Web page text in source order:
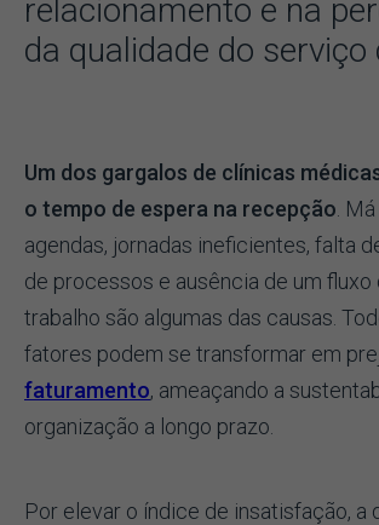
relacionamento e na
da qualidade do serviço
Um dos gargalos de clínicas
o tempo de espera na recepção .
agendas, jornadas ineficientes, falta
de processos e ausência de um fluxo
trabalho são algumas das causas.
fatores podem se transformar em
faturamento, ameaçando a
organização a longo prazo.
Por elevar o índice de insatisfação, a